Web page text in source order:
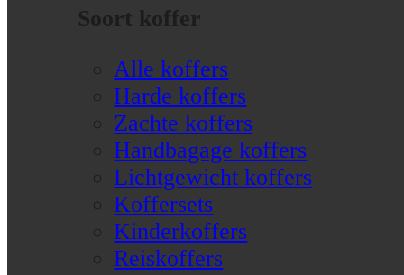
Soort koffer
Alle koffers
Harde koffers
Zachte koffers
Handbagage koffers
Lichtgewicht koffers
Koffersets
Kinderkoffers
Reiskoffers